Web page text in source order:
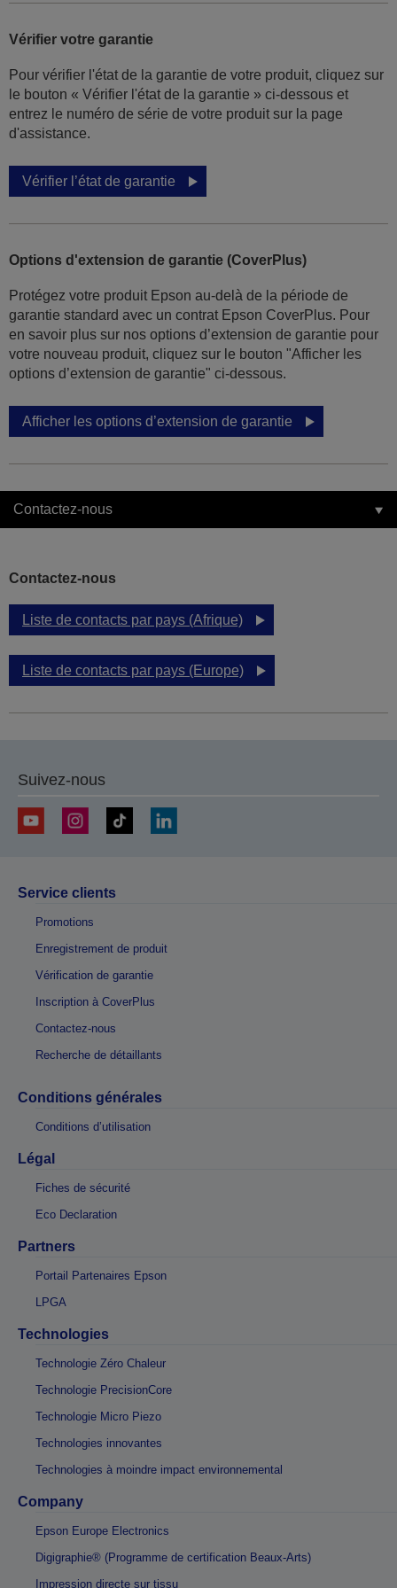
Vérifier votre garantie
Pour vérifier l'état de la garantie de votre produit, cliquez sur
le bouton « Vérifier l'état de la garantie » ci-dessous et
entrez le numéro de série de votre produit sur la page
d'assistance.
Vérifier l’état de garantie
Options d'extension de garantie (CoverPlus)
Protégez votre produit Epson au-delà de la période de
garantie standard avec un contrat Epson CoverPlus. Pour
en savoir plus sur nos options d’extension de garantie pour
votre nouveau produit, cliquez sur le bouton "Afficher les
options d’extension de garantie" ci-dessous.
Afficher les options d’extension de garantie
Contactez-nous
Contactez-nous
Liste de contacts par pays (Afrique)
Liste de contacts par pays (Europe)
Suivez-nous
Service clients
Promotions
Enregistrement de produit
Vérification de garantie
Inscription à CoverPlus
Contactez-nous
Recherche de détaillants
Conditions générales
Conditions d’utilisation
Légal
Fiches de sécurité
Eco Declaration
Partners
Portail Partenaires Epson
LPGA
Technologies
Technologie Zéro Chaleur
Technologie PrecisionCore
Technologie Micro Piezo
Technologies innovantes
Technologies à moindre impact environnemental
Company
Epson Europe Electronics
Digigraphie® (Programme de certification Beaux-Arts)
Impression directe sur tissu